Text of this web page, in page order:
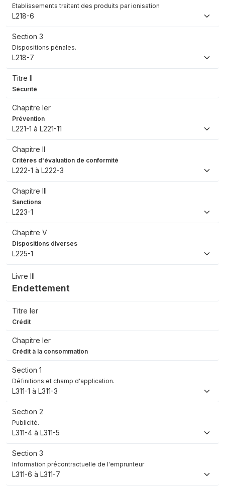
Etablissements traitant des produits par ionisation
L218-6
Section 3
Dispositions pénales.
L218-7
Titre II
Sécurité
Chapitre Ier
Prévention
L221-1 à L221-11
Chapitre II
Critères d'évaluation de conformité
L222-1 à L222-3
Chapitre III
Sanctions
L223-1
Chapitre V
Dispositions diverses
L225-1
Livre III
Endettement
Titre Ier
Crédit
Chapitre Ier
Crédit à la consommation
Section 1
Définitions et champ d'application.
L311-1 à L311-3
Section 2
Publicité.
L311-4 à L311-5
Section 3
Information précontractuelle de l'emprunteur
L311-6 à L311-7